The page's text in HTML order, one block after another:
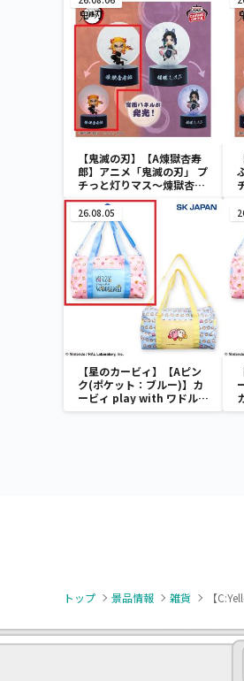
【鬼滅の刃】【A煉獄杏寿
郎】アニメ「鬼滅の刃」 プ
チっと灯りマス～煉獄杏寿
郎・胡蝶しのぶ～
26.08.05
【星のカービィ】【Aピン
ク(ポケット：ブルー)】カ
ービィ play with ワドルデ
ィ ボストンバッグ
トップ 景品情報 雑貨 【